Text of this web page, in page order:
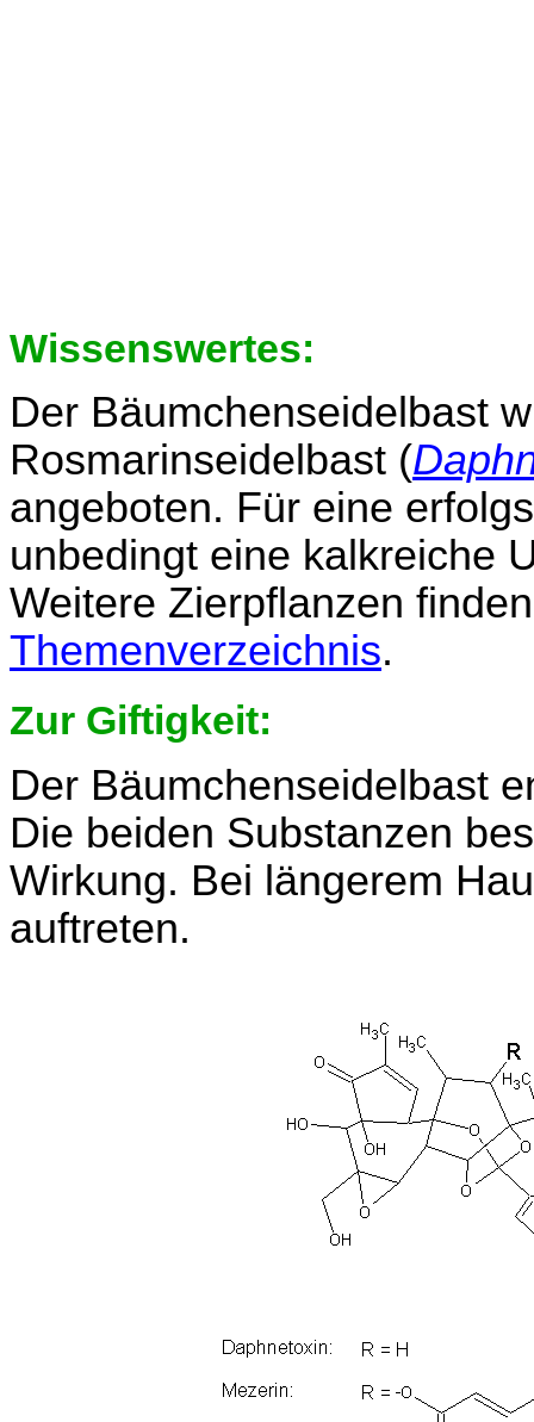
Wissenswertes:
Der Bäumchenseidelbast
Rosmarinseidelbast (
angeboten. Für eine
unbedingt eine kalkreiche
Weitere Zierpflanzen
Themenverzeichnis.
Zur Giftigkeit:
Der Bäumchenseidelbast
Die beiden Substanzen
Wirkung. Bei längerem
auftreten.